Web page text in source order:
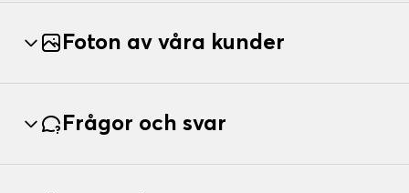
Foton av våra kunder
Frågor och svar